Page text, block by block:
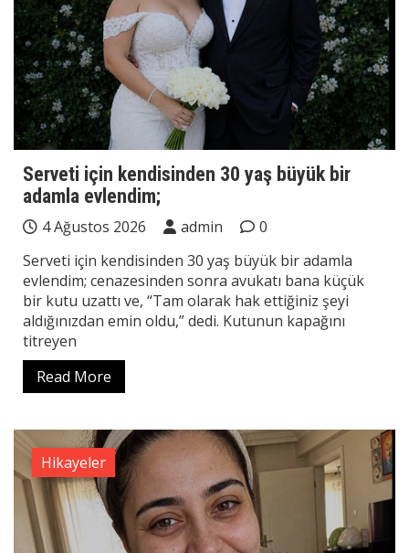
Serveti için kendisinden 30 yaş büyük bir
adamla evlendim;
4 Ağustos 2026 admin
0
Serveti için kendisinden 30 yaş büyük bir adamla
evlendim; cenazesinden sonra avukatı bana küçük
bir kutu uzattı ve, “Tam olarak hak ettiğiniz şeyi
aldığınızdan emin oldu,” dedi. Kutunun kapağını
titreyen
Read More
Hikayeler